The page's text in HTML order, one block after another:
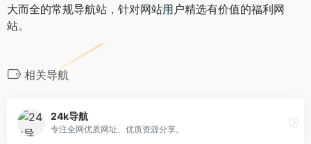
大而全的常规导航站，针对网站用户精选有价值的福利网
站。
相关导航
24k导航
专注全网优质网址、优质资源分享。